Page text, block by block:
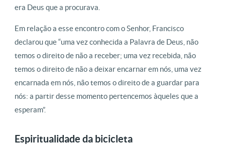
era Deus que a procurava.
Em relação a esse encontro com o Senhor, Francisco
declarou que “uma vez conhecida a Palavra de Deus, não
temos o direito de não a receber; uma vez recebida, não
temos o direito de não a deixar encarnar em nós, uma vez
encarnada em nós, não temos o direito de a guardar para
nós: a partir desse momento pertencemos àqueles que a
esperam”.
Espiritualidade da bicicleta